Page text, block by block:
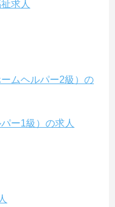
求人
ムヘルパー2級）の
ー1級）の求人